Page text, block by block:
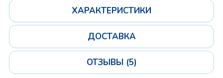
ХАРАКТЕРИСТИКИ
ДОСТАВКА
ОТЗЫВЫ (5)